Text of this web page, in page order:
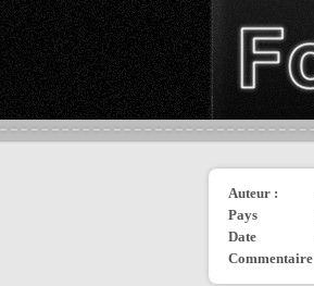
Auteur :
Pays
Date
Commentaire